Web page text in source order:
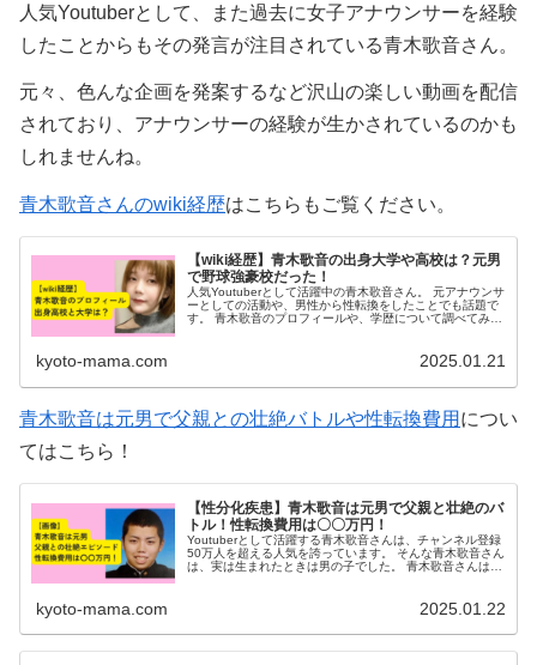
人気Youtuberとして、また過去に女子アナウンサーを経験
したことからもその発言が注目されている青木歌音さん。
元々、色んな企画を発案するなど沢山の楽しい動画を配信
されており、アナウンサーの経験が生かされているのかも
しれませんね。
青木歌音さんのwiki経歴はこちらもご覧ください。
【wiki経歴】青木歌音の出身大学や高校は？元男
で野球強豪校だった！
人気Youtuberとして活躍中の青木歌音さん。 元アナウンサ
ーとしての活動や、男性から性転換をしたことでも話題で
す。 青木歌音のプロフィールや、学歴について調べてみま
kyoto-mama.com 2025.01.21
青木歌音は元男で父親との壮絶バトルや性転換費用 につい
てはこちら！
【性分化疾患】青木歌音は元男で父親と壮絶のバ
トル！性転換費用は〇〇万円！
Youtuberとして活躍する青木歌音さんは、チャンネル登録
50万人を超える人気を誇っています。 そんな青木歌音さん
は、実は生まれたときは男の子でした。 青木歌音さんは、
kyoto-mama.com 2025.01.22